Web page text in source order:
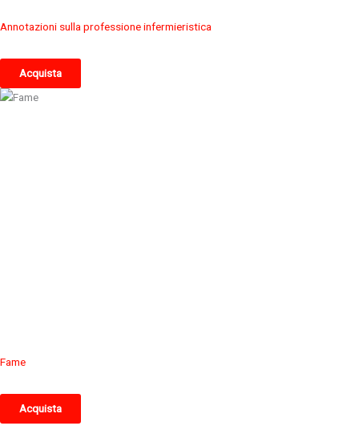
Annotazioni sulla professione infermieristica
Acquista
Fame
Acquista